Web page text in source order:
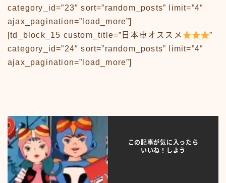
バイク50-59
バイク60-69
バイク80-89
バイクその他
バーチャル【昭和レトロ博物館】
人物50-59
人物60-69
人物70-79
人物80-89
人物その他
category_id=”23″ sort=”random_posts” limit=”4″
ajax_pagination=”load_more”]
[td_block_15 custom_title=”日本車オススメ
”
category_id=”24″ sort=”random_posts” limit=”4″
ajax_pagination=”load_more”]
この記事が気に入ったら
いいね！しよう